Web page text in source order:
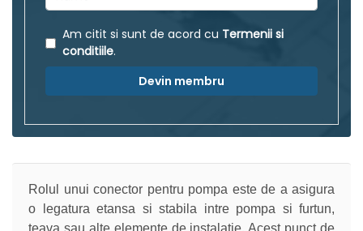
Am citit si sunt de acord cu Termenii si
conditiile.
Devin membru
Rolul unui conector pentru pompa este de a asigura
o legatura etansa si stabila intre pompa si furtun,
teava sau alte elemente de instalatie. Acest punct de